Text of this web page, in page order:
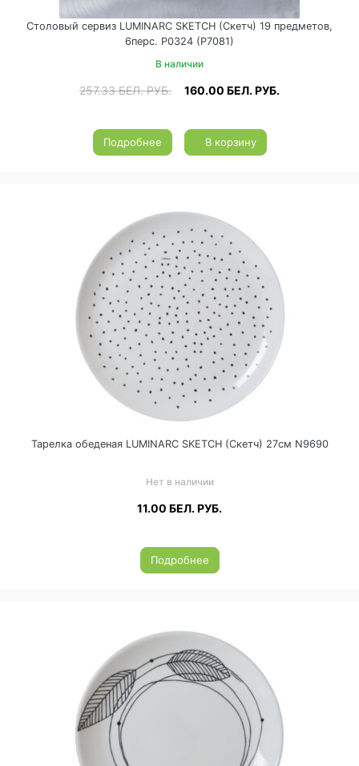
Столовый сервиз LUMINARC SKETCH (Скетч) 19 предметов,
6перс. P0324 (P7081)
В наличии
257.33БЕЛ. РУБ. 160.00 БЕЛ. РУБ.
Подробнее В корзину
Тарелка обеденая LUMINARC SKETCH (Скетч) 27см N9690
Нет в наличии
11.00 БЕЛ. РУБ.
Подробнее